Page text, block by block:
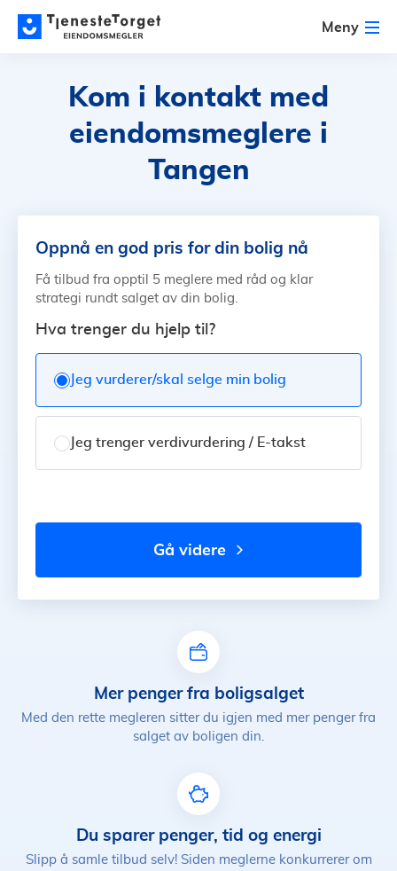
Meny
Kom i kontakt med
eiendomsmeglere i
Tangen
Oppnå en god pris for din bolig nå
Få tilbud fra opptil 5 meglere med råd og klar
strategi rundt salget av din bolig.
Hva trenger du hjelp til?
Jeg vurderer/skal selge min bolig
Jeg trenger verdivurdering / E-takst
gå videre
Mer penger fra boligsalget
Med den rette megleren sitter du igjen med mer penger fra
salget av boligen din.
Du sparer penger, tid og energi
Slipp å samle tilbud selv! Siden meglerne konkurrerer om